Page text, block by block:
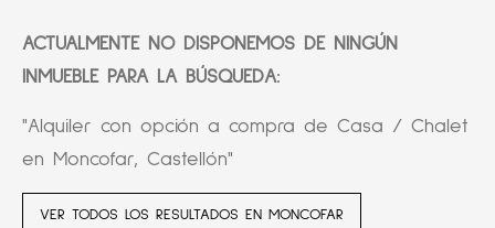
ACTUALMENTE NO DISPONEMOS DE NINGÚN
INMUEBLE PARA LA BÚSQUEDA:
"Alquiler con opción a compra de Casa / Chalet
en Moncofar, Castellón"
VER TODOS LOS RESULTADOS EN MONCOFAR